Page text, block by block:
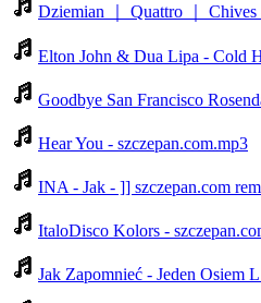
Dziemian ｜ Quattro ｜
Elton John & Dua Lipa - Cold
Goodbye San Francisco
Hear You - szczepan.com.mp3
INA - Jak - ]] szczepan.com
ItaloDisco Kolors -
Jak Zapomnieć - Jeden Osiem